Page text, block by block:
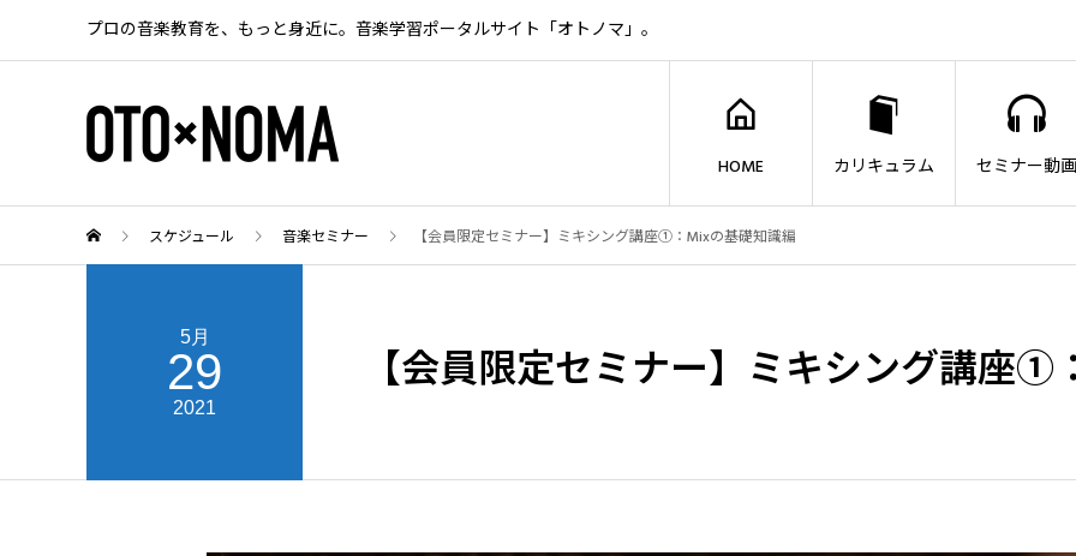
プロの音楽教育を、もっと身近に。音楽学習ポータルサイト「オトノマ」。
HOME カリキュラム セミナー動画
スケジュール 音楽セミナー 【会員限定セミナー】ミキシング講座①：Mixの基礎知識編
5月
29
2021
【会員限定セミナー】ミキシング講座